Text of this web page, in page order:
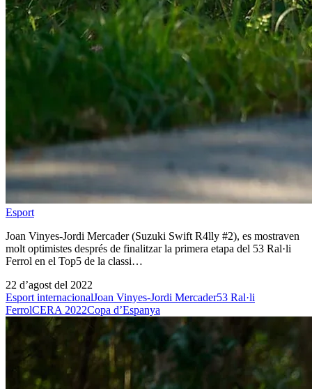
Esport
Joan Vinyes-Jordi Mercader (Suzuki Swift R4lly #2), es mostraven
molt optimistes després de finalitzar la primera etapa del 53 Ral·li
Ferrol en el Top5 de la classi…
22 d’agost del 2022
Esport internacionalJoan Vinyes-Jordi Mercader53 Ral·li
FerrolCERA 2022Copa d’Espanya